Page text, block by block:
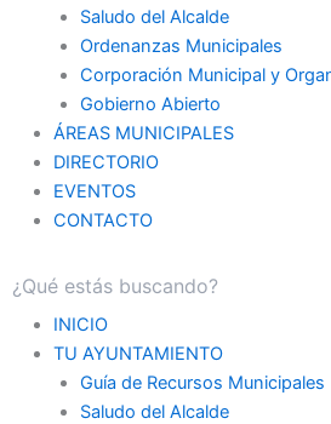
Saludo del Alcalde
Ordenanzas Municipales
Corporación Municipal y
Gobierno Abierto
ÁREAS MUNICIPALES
DIRECTORIO
EVENTOS
CONTACTO
INICIO
TU AYUNTAMIENTO
Guía de Recursos Municipales
Saludo del Alcalde